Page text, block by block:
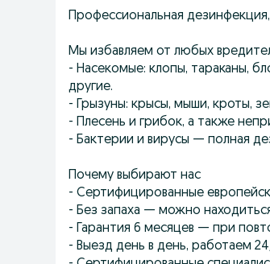
Профессиональная
Мы избавляем от любых
- Насекомые: клопы, тараканы,
другие.
- Грызуны: крысы, мыши, кроты,
- Плесень и грибок, а также
- Бактерии и вирусы — полная
Почему выбирают нас
- Сертифицированные
- Без запаха — можно
- Гарантия 6 месяцев — при
- Выезд день в день, работаем